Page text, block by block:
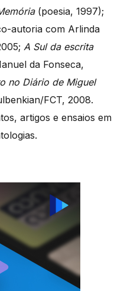
(poesia, 1997);
autoria com Arlinda
A Sul da escrita
da Fonseca,
no Diário de Miguel
FCT, 2008.
artigos e ensaios em